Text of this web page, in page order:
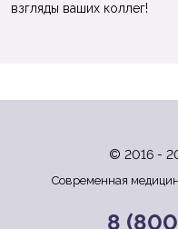
взгляды ваших коллег!
© 2016 -
Современная
8